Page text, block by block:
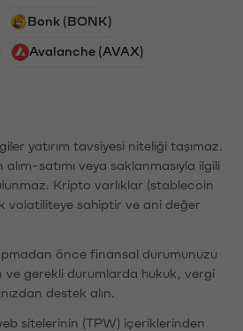
Bonk (BONK)
Avalanche (AVAX)
yatırım tavsiyesi niteliği taşımaz.
satımı veya saklanmasıyla ilgili
Kripto varlıklar (stablecoin
volatiliteye sahiptir ve ani değer
önce finansal durumunuzu
gerekli durumlarda hukuk, vergi
destek alın.
sitelerinin (TPW) içeriklerinden